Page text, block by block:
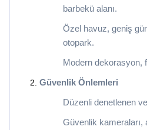
barbekü alanı.
Özel havuz, geniş
otopark.
Modern dekorasyon,
Güvenlik Önlemleri
Düzenli denetlenen
Güvenlik